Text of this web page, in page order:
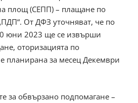
площ (СЕПП) – плащане по
От ДФЗ уточняват, че по
юни 2023 ще се извърши
оторизацията по
планирана за месец Декември
за обвързано подпомагане –